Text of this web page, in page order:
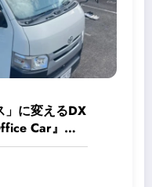
」に変えるDX
Car』を